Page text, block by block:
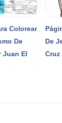
Colorear
De
Juan El
De
Cruz